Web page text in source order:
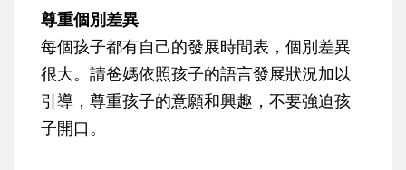
尊重個別差異
每個孩子都有自己的發展時間表，個別差異
很大。請爸媽依照孩子的語言發展狀況加以
引導，尊重孩子的意願和興趣，不要強迫孩
子開口。